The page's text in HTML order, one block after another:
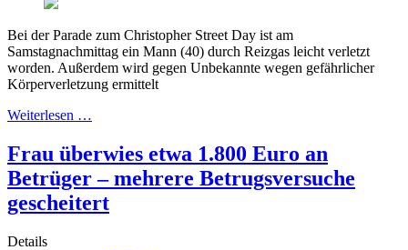
Bei der Parade zum Christopher Street Day ist am
Samstagnachmittag ein Mann (40) durch Reizgas leicht verletzt
worden. Außerdem wird gegen Unbekannte wegen gefährlicher
Körperverletzung ermittelt
Weiterlesen …
Frau überwies etwa 1.800 Euro an
Betrüger – mehrere Betrugsversuche
gescheitert
Details